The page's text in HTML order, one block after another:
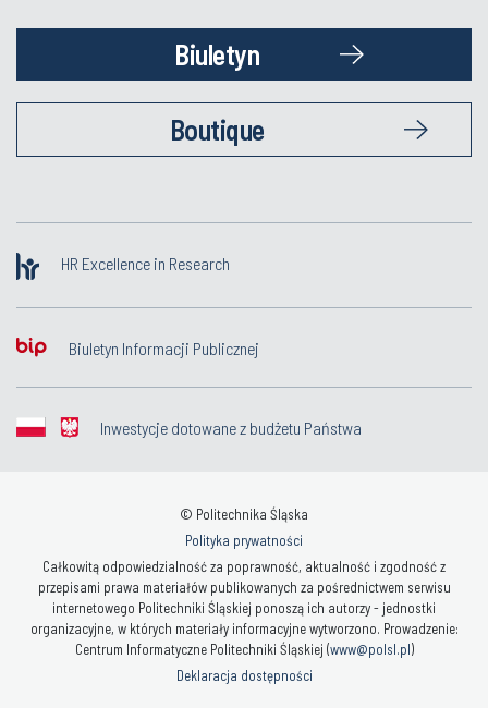
Biuletyn
Boutique
HR Excellence in Research
Biuletyn Informacji Publicznej
Inwestycje dotowane z budżetu Państwa
© Politechnika Śląska
Polityka prywatności
Całkowitą odpowiedzialność za poprawność, aktualność i zgodność z
przepisami prawa materiałów publikowanych za pośrednictwem serwisu
internetowego Politechniki Śląskiej ponoszą ich autorzy - jednostki
organizacyjne, w których materiały informacyjne wytworzono. Prowadzenie:
Centrum Informatyczne Politechniki Śląskiej (www@polsl.pl)
Deklaracja dostępności